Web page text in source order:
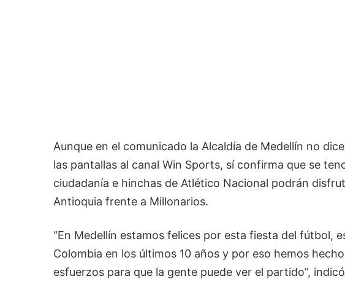
Aunque en el comunicado la Alcaldía de Medellín no
las pantallas al canal Win Sports, sí confirma que se
ciudadanía e hinchas de Atlético Nacional podrán
Antioquia frente a Millonarios.
“En Medellín estamos felices por esta fiesta del fútbol,
Colombia en los últimos 10 años y por eso hemos
esfuerzos para que la gente puede ver el partido”,